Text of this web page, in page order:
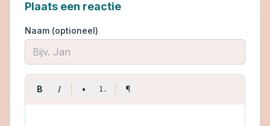
Plaats een reactie
Naam (optioneel)
B I • 1. ¶